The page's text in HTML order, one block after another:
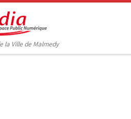
la Ville de Malmedy